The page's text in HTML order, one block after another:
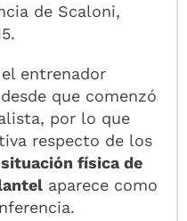
de Scaloni,
entrenador
que comenzó
por lo que
respecto de los
situación física de
aparece como